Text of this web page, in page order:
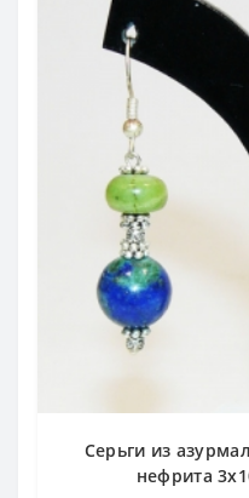
Серьги из
нефрита